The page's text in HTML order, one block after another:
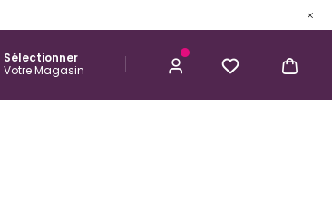
Sélectionner
Votre Magasin
Homme Kérastase